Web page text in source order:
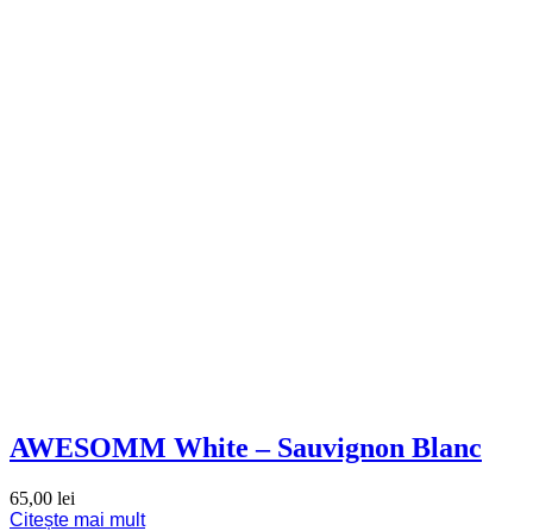
AWESOMM White – Sauvignon Blanc
65,00 lei
Citește mai mult